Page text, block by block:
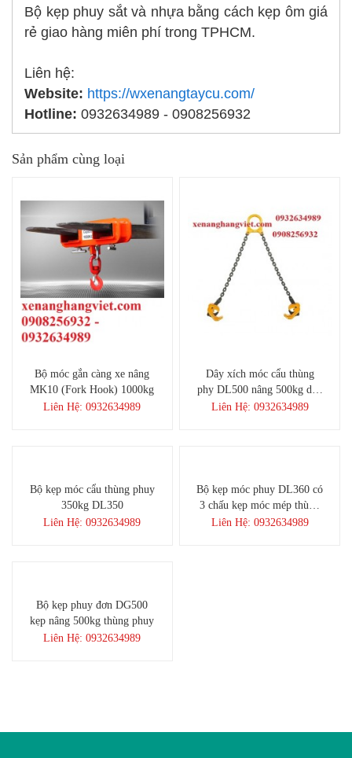
Bộ kẹp phuy sắt và nhựa bằng cách kẹp ôm giá
rẻ giao hàng miên phí trong TPHCM.
Liên hệ:
Website: https://wxenangtaycu.com/
Hotline: 0932634989 - 0908256932
Sản phẩm cùng loại
Bộ móc gắn càng xe nâng
MK10 (Fork Hook) 1000kg
Liên Hệ: 0932634989
Dây xích móc cẩu thùng
phy DL500 nâng 500kg dây
dài 50cm
Liên Hệ: 0932634989
Bộ kẹp móc cẩu thùng phuy
350kg DL350
Liên Hệ: 0932634989
Bộ kẹp móc phuy DL360 có
3 chấu kẹp móc mép thùng
phi
Liên Hệ: 0932634989
Bộ kẹp phuy đơn DG500
kẹp nâng 500kg thùng phuy
Liên Hệ: 0932634989